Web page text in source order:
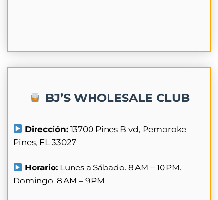
BJ’S WHOLESALE CLUB
Dirección: 13700 Pines Blvd, Pembroke
Pines, FL 33027
Horario: Lunes a Sábado. 8 AM – 10 PM.
Domingo. 8 AM – 9 PM